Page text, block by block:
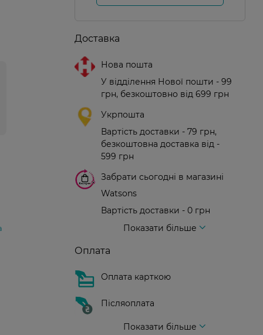
Доставка
Нова пошта
У відділення Нової пошти - 99
грн, безкоштовно від 699 грн
Укрпошта
Вартість доставки - 79 грн,
безкоштовна доставка від -
599 грн
Забрати сьогодні в магазині
Watsons
Вартість доставки - 0 грн
Показати більше
Оплата
Оплата карткою
Післяоплата
Показати більше